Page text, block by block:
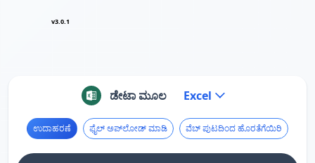
v3.0.1
ಡೇಟಾ ಮೂಲ Excel
ಉದಾಹರಣೆ ಫೈಲ್ ಅಪ್‌ಲೋಡ್ ಮಾಡಿ ವೆಬ್ ಪುಟದಿಂದ ಹೊರತೆಗೆಯಿರಿ